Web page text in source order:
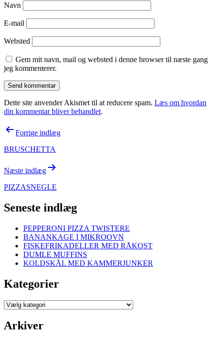
Navn
E-mail
Websted
Gem mit navn, mail og websted i denne browser til næste gang
jeg kommenterer.
Dette site anvender Akismet til at reducere spam. Læs om hvordan
din kommentar bliver behandlet.
Indlægsnavigation
Forrige indlæg
BRUSCHETTA
Næste indlæg
PIZZASNEGLE
Seneste indlæg
PEPPERONI PIZZA TWISTERE
BANANKAGE I MIKROOVN
FISKEFRIKADELLER MED RÅKOST
DUMLE MUFFINS
KOLDSKÅL MED KAMMERJUNKER
Kategorier
Kategorier
Arkiver